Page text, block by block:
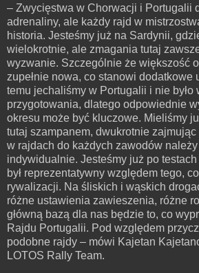
– Zwycięstwa w Chorwacji i Portugalii
adrenaliny, ale każdy rajd w
historia. Jesteśmy już na Sardynii,
wielokrotnie, ale zmagania tutaj
wyzwanie. Szczególnie że większość
zupełnie nowa, co stanowi dodatkowe
temu jechaliśmy w Portugalii i nie było
przygotowania, dlatego odpowiednie
okresu może być kluczowe. Mieliśmy
tutaj szampanem, dwukrotnie
w rajdach do każdych zawodów
indywidualnie. Jesteśmy już po
był reprezentatywny względem tego,
rywalizacji. Na śliskich i wąskich
różne ustawienia zawieszenia, różne
główną bazą dla nas będzie to, co
Rajdu Portugalii. Pod względem
podobne rajdy – mówi Kajetan
LOTOS Rally Team.